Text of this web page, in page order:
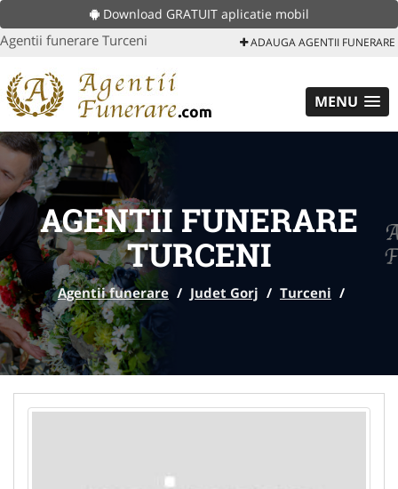
Download GRATUIT aplicatie mobil
Agentii funerare Turceni ADAUGA AGENTII FUNERARE
MENU
AGENTII FUNERARE
TURCENI
Agentii funerare / Judet Gorj / Turceni /